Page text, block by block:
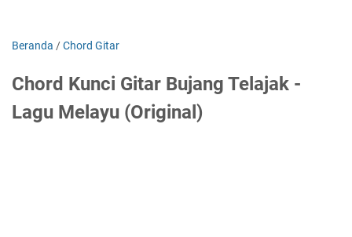
Beranda /Chord Gitar
Chord Kunci Gitar Bujang Telajak -
Lagu Melayu (Original)